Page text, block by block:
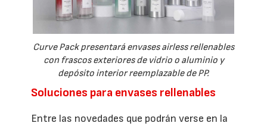
Curve Pack presentará envases airless rellenables
con frascos exteriores de vidrio o aluminio y
depósito interior reemplazable de PP.
Soluciones para envases rellenables
Entre las novedades que podrán verse en la